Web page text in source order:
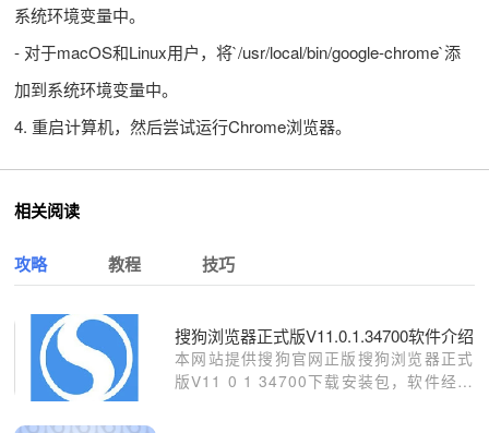
系统环境变量中。
- 对于macOS和Linux用户，将`/usr/local/bin/google-chrome`添
加到系统环境变量中。
4. 重启计算机，然后尝试运行Chrome浏览器。
相关阅读
攻略 教程 技巧
搜狗浏览器正式版V11.0.1.34700软件介绍
本网站提供搜狗官网正版搜狗浏览器正式
版V11 0 1 34700下载安装包，软件经过